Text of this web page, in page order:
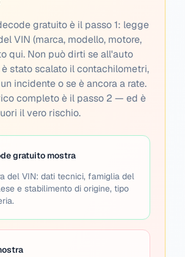
gratuito è il passo 1: legge
VIN (marca, modello, motore,
qui. Non può dirti se all'auto
stato scalato il contachilometri,
incidente o se è ancora a rate.
completo è il passo 2 — ed è
il vero rischio.
gratuito mostra
del VIN: dati tecnici, famiglia del
e stabilimento di origine, tipo